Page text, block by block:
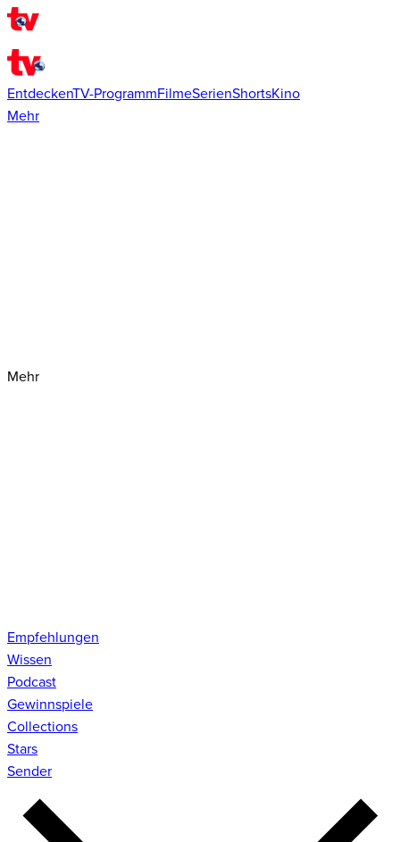
EntdeckenTV-ProgrammFilmeSerienShortsKino
Mehr
Mehr
Empfehlungen
Wissen
Podcast
Gewinnspiele
Collections
Stars
Sender